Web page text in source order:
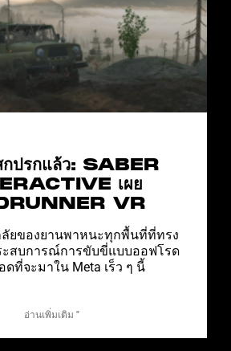
สกปรกแล้ว: SABER
เผย
VR
ลัยของยานพาหนะทุกพื้นที่ที่ทรง
สบการณ์การขับขี่แบบออฟโรด
ที่จะมาใน Meta เร็ว ๆ นี้
อ่านเพิ่มเติม "